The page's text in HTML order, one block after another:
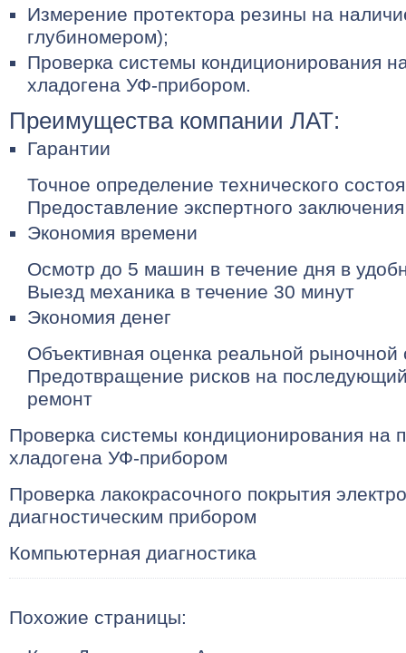
Измерение протектора резины на
глубиномером);
Проверка системы кондиционирования
хладогена УФ-прибором.
Преимущества компании ЛАТ:
Гарантии
Точное определение технического
Предоставление экспертного заключения
Экономия времени
Осмотр до 5 машин в течение дня в
Выезд механика в течение 30 минут
Экономия денег
Объективная оценка реальной рыночной
Предотвращение рисков на
ремонт
Проверка системы кондиционирования на
хладогена УФ-прибором
Проверка лакокрасочного покрытия
диагностическим прибором
Компьютерная диагностика
Похожие страницы: